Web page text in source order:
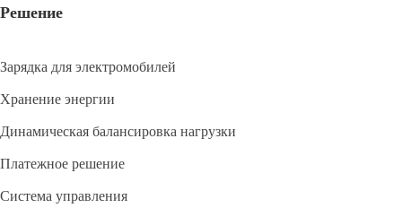
Решение
Зарядка для электромобилей
Хранение энергии
Динамическая балансировка нагрузки
Платежное решение
Система управления